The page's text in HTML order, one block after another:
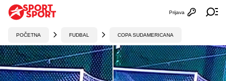
Otvori
Prijava
POČETNA FUDBAL COPA SUDAMERICANA